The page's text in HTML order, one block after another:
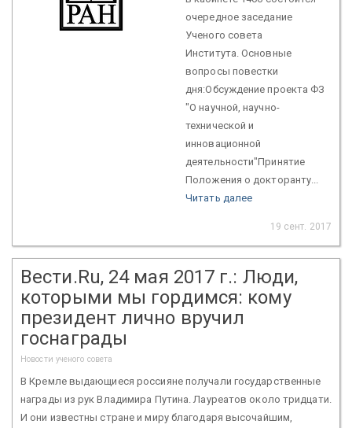
очередное заседание
Ученого совета
Института. Основные
вопросы повестки
дня:Обсуждение проекта ФЗ
"О научной, научно-
технической и
инновационной
деятельности"Принятие
Положения о докторанту...
Читать далее
19 сент. 2017
Вести.Ru, 24 мая 2017 г.: Люди,
которыми мы гордимся: кому
президент лично вручил
госнаграды
Новости ученого совета
В Кремле выдающиеся россияне получали государственные
награды из рук Владимира Путина. Лауреатов около тридцати.
И они известны стране и миру благодаря высочайшим,